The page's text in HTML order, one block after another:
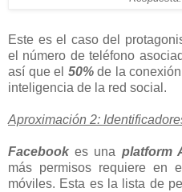
Este es el caso del
el número de teléfono
así que el 50%de la
inteligencia de la red social.
Aproximación 2:
Facebook es una platform
más permisos requiere en
móviles. Esta es la lista de